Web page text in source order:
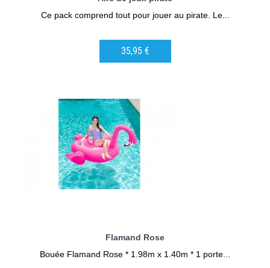
Ce pack comprend tout pour jouer au pirate. Le...
35,95 €
Flamand Rose
Bouée Flamand Rose * 1.98m x 1.40m * 1 porte...